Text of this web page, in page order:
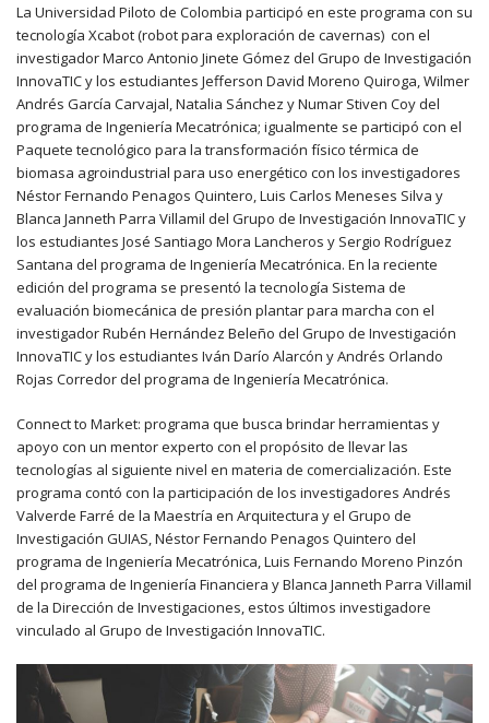
La Universidad Piloto de Colombia participó en este programa con su
tecnología Xcabot (robot para exploración de cavernas) con el
investigador Marco Antonio Jinete Gómez del Grupo de Investigación
InnovaTIC y los estudiantes Jefferson David Moreno Quiroga, Wilmer
Andrés García Carvajal, Natalia Sánchez y Numar Stiven Coy del
programa de Ingeniería Mecatrónica; igualmente se participó con el
Paquete tecnológico para la transformación físico térmica de
biomasa agroindustrial para uso energético con los investigadores
Néstor Fernando Penagos Quintero, Luis Carlos Meneses Silva y
Blanca Janneth Parra Villamil del Grupo de Investigación InnovaTIC y
los estudiantes José Santiago Mora Lancheros y Sergio Rodríguez
Santana del programa de Ingeniería Mecatrónica. En la reciente
edición del programa se presentó la tecnología Sistema de
evaluación biomecánica de presión plantar para marcha con el
investigador Rubén Hernández Beleño del Grupo de Investigación
InnovaTIC y los estudiantes Iván Darío Alarcón y Andrés Orlando
Rojas Corredor del programa de Ingeniería Mecatrónica.
Connectto Market: programa que busca brindar herramientas y
apoyo con un mentor experto con el propósito de llevar las
tecnologías al siguiente nivel en materia de comercialización. Este
programa contó con la participación de los investigadores Andrés
Valverde Farré de la Maestría en Arquitectura y el Grupo de
Investigación GUIAS, Néstor Fernando Penagos Quintero del
programa de Ingeniería Mecatrónica, Luis Fernando Moreno Pinzón
del programa de Ingeniería Financiera y Blanca Janneth Parra Villamil
de la Dirección de Investigaciones, estos últimos investigadore
vinculado al Grupo de Investigación InnovaTIC.